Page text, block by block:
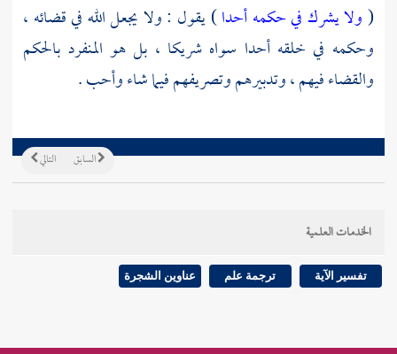
(ولا يشرك في حكمه أحدا) يقول : ولا يجعل الله في قضائه ،
وحكمه في خلقه أحدا سواه شريكا ، بل هو المنفرد بالحكم
والقضاء فيهم ، وتدبيرهم وتصريفهم فيما شاء وأحب .
التالي السابق
الخدمات العلمية
تفسير الآية ترجمة علم عناوين الشجرة